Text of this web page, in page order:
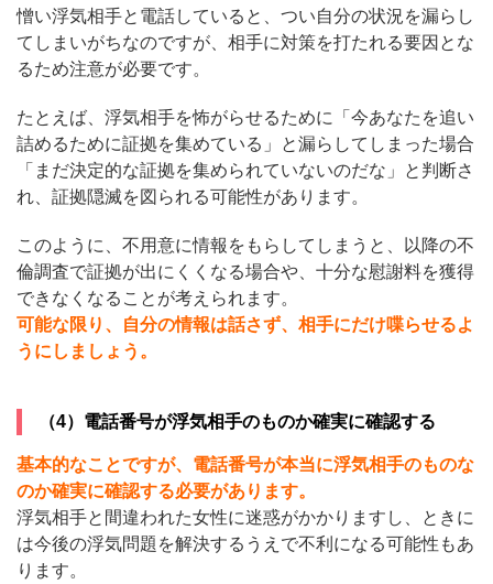
憎い浮気相手と電話していると、つい自分の状況を漏らし
てしまいがちなのですが、相手に対策を打たれる要因とな
るため注意が必要です。
たとえば、浮気相手を怖がらせるために「今あなたを追い
詰めるために証拠を集めている」と漏らしてしまった場合
「まだ決定的な証拠を集められていないのだな」と判断さ
れ、証拠隠滅を図られる可能性があります。
このように、不用意に情報をもらしてしまうと、以降の不
倫調査で証拠が出にくくなる場合や、十分な慰謝料を獲得
できなくなることが考えられます。
可能な限り、自分の情報は話さず、相手にだけ喋らせるよ
うにしましょう。
（4）電話番号が浮気相手のものか確実に確認する
基本的なことですが、電話番号が本当に浮気相手のものな
のか確実に確認する必要があります。
浮気相手と間違われた女性に迷惑がかかりますし、ときに
は今後の浮気問題を解決するうえで不利になる可能性もあ
ります。